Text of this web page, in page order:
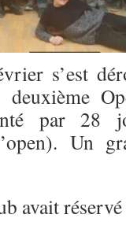
s’est
deuxième
par 28
Un
avait